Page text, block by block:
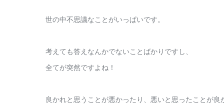
世の中不思議なことがいっぱいです。
考えても答えなんかでないことばかりですし、
全てが突然ですよね！
良かれと思うことが悪かったり、悪いと思ったことが良